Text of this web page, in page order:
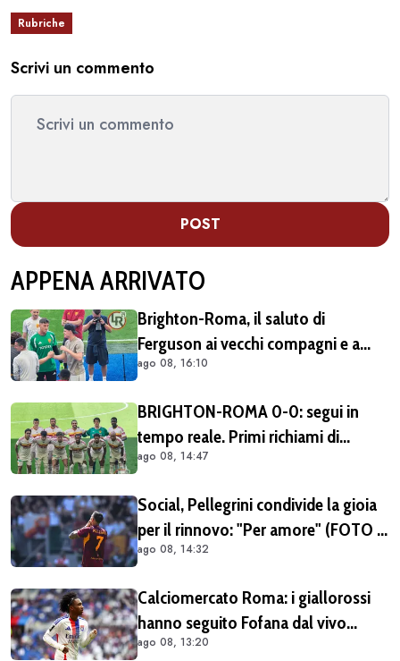
Rubriche
Scrivi un commento
POST
APPENA ARRIVATO
Brighton-Roma, il saluto di
Ferguson ai vecchi compagni e a
Gasperini (FOTO e VIDEO)
ago 08, 16:10
BRIGHTON-ROMA 0-0: segui in
tempo reale. Primi richiami di
Gasperini per l'avvio non
ago 08, 14:47
Social, Pellegrini condivide la gioia
per il rinnovo: "Per amore" (FOTO e
VIDEO)
ago 08, 14:32
Calciomercato Roma: i giallorossi
hanno seguito Fofana dal vivo
almeno in due occasioni. Costa
ago 08, 13:20